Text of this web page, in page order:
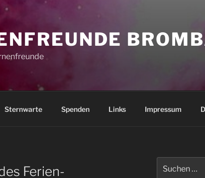
Sternwarte Spenden Links Impressum
Ferien-
nach: